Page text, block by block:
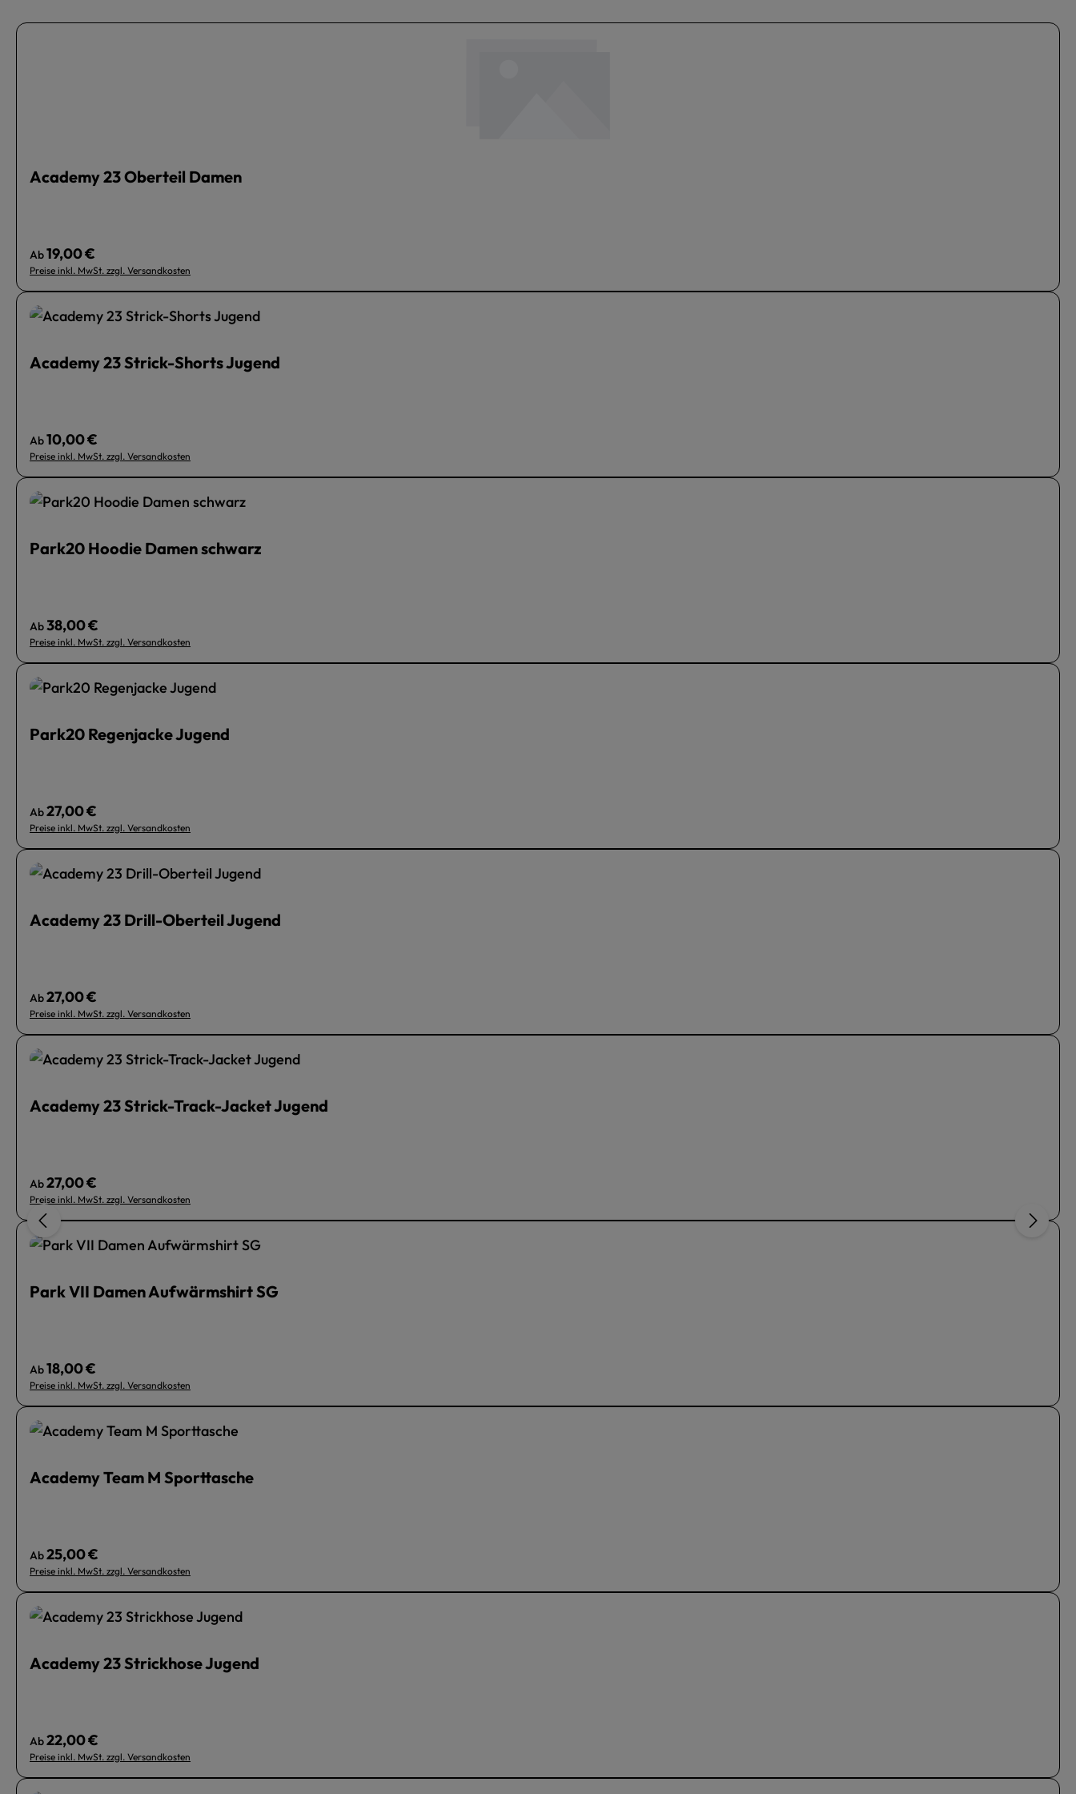
Academy 23 Oberteil Damen
Regulärer Preis:
Ab19,00 €
Preise inkl. MwSt. zzgl. Versandkosten
Academy 23 Strick-Shorts Jugend
Regulärer Preis:
Ab10,00 €
Preise inkl. MwSt. zzgl. Versandkosten
Park20 Hoodie Damen schwarz
Regulärer Preis:
Ab38,00 €
Preise inkl. MwSt. zzgl. Versandkosten
Park20 Regenjacke Jugend
Regulärer Preis:
Ab27,00 €
Preise inkl. MwSt. zzgl. Versandkosten
Academy 23 Drill-Oberteil Jugend
Regulärer Preis:
Ab27,00 €
Preise inkl. MwSt. zzgl. Versandkosten
Academy 23 Strick-Track-Jacket Jugend
Regulärer Preis:
Ab27,00 €
Preise inkl. MwSt. zzgl. Versandkosten
Park VII Damen Aufwärmshirt SG
Regulärer Preis:
Ab18,00 €
Preise inkl. MwSt. zzgl. Versandkosten
Academy Team M Sporttasche
Regulärer Preis:
Ab25,00 €
Preise inkl. MwSt. zzgl. Versandkosten
Academy 23 Strickhose Jugend
Regulärer Preis:
Ab22,00 €
Preise inkl. MwSt. zzgl. Versandkosten